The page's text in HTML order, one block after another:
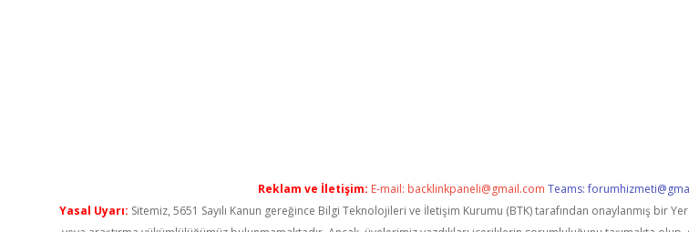
Reklam ve İletişim: E-mail: backlinkpaneli@gmail.com Teams:
Yasal Uyarı: Sitemiz, 5651 Sayılı Kanun gereğince Bilgi Teknolojileri ve İletişim Kurumu (BTK) tarafından onaylanmış